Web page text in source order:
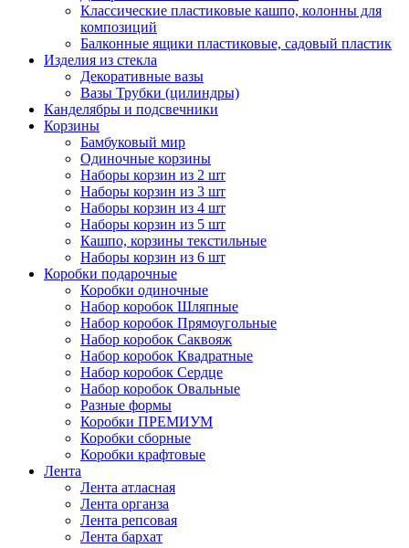
Классические пластиковые кашпо, колонны для
композиций
Балконные ящики пластиковые, садовый пластик
Изделия из стекла
Декоративные вазы
Вазы Трубки (цилиндры)
Канделябры и подсвечники
Корзины
Бамбуковый мир
Одиночные корзины
Наборы корзин из 2 шт
Наборы корзин из 3 шт
Наборы корзин из 4 шт
Наборы корзин из 5 шт
Кашпо, корзины текстильные
Наборы корзин из 6 шт
Коробки подарочные
Коробки одиночные
Набор коробок Шляпные
Набор коробок Прямоугольные
Набор коробок Саквояж
Набор коробок Квадратные
Набор коробок Сердце
Набор коробок Овальные
Разные формы
Коробки ПРЕМИУМ
Коробки сборные
Коробки крафтовые
Лента
Лента атласная
Лента органза
Лента репсовая
Лента бархат